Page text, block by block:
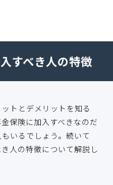
すべき人の特徴
トとデメリットを知る
保険に加入すべきなのだ
いるでしょう。続いて
人の特徴について解説し